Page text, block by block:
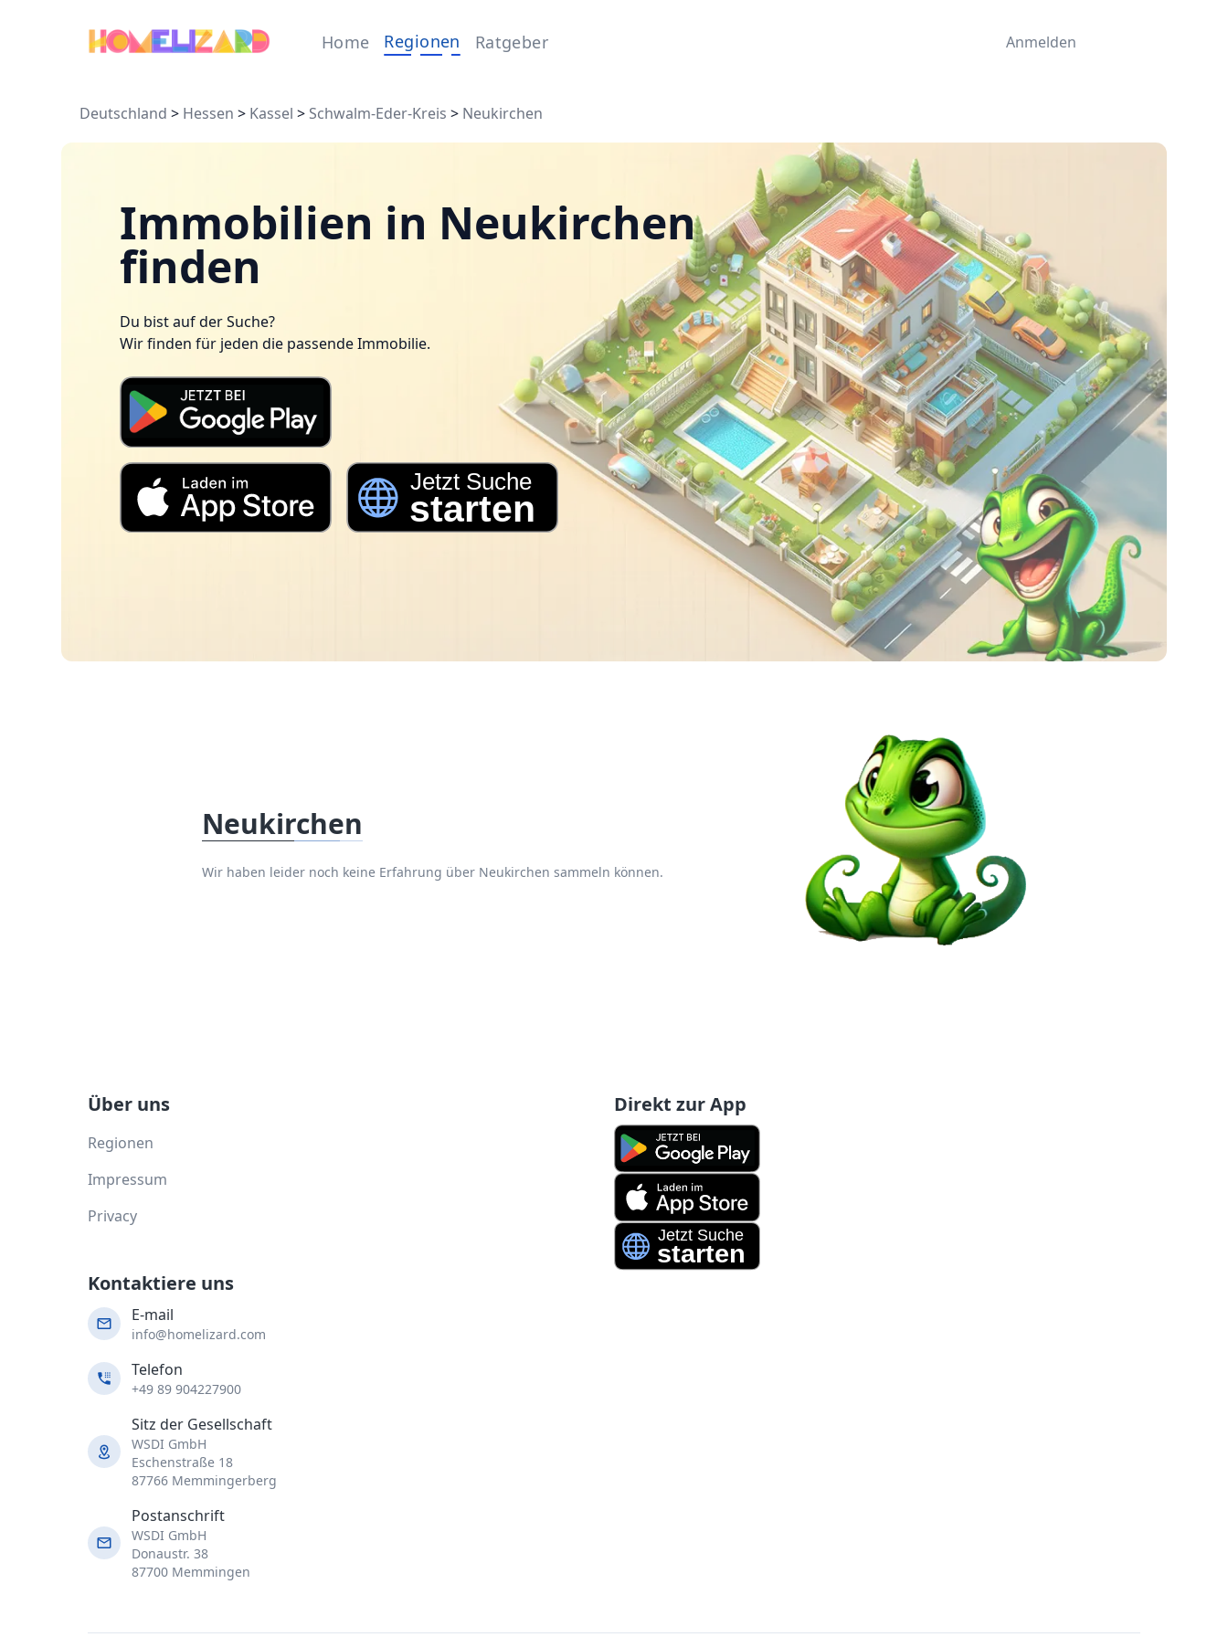
Home Regionen Ratgeber Anmelden
Deutschland > Hessen > Kassel > Schwalm-Eder-Kreis > Neukirchen
Immobilien in Neukirchen
finden
Du bist auf der Suche?
Wir finden für jeden die passende Immobilie.
Neukirchen
Wir haben leider noch keine Erfahrung über Neukirchen sammeln können.
Über uns
Regionen
Impressum
Privacy
Direkt zur App
Kontaktiere uns
E-mail
info@homelizard.com
Telefon
+49 89 904227900
Sitz der Gesellschaft
WSDI GmbH
Eschenstraße 18
87766 Memmingerberg
Postanschrift
WSDI GmbH
Donaustr. 38
87700 Memmingen